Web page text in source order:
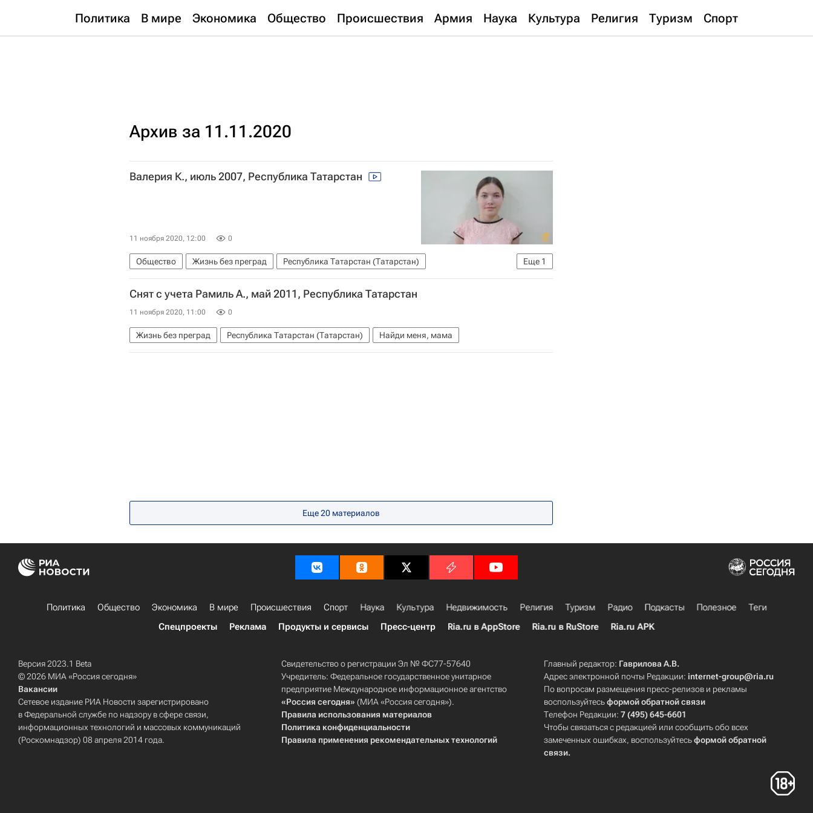
Политика В мире Экономика Общество Происшествия Армия Наука Культура Религия Туризм Спорт
Архив за 11.11.2020
Валерия К., июль 2007, Республика Татарстан
11 ноября 2020, 12:00 0
Еще 1
Общество Жизнь без преград
Республика Татарстан (Татарстан)
Найди меня, мама
Снят с учета Рамиль А., май 2011, Республика Татарстан
11 ноября 2020, 11:00 0
Жизнь без преград Республика Татарстан (Татарстан) Найди меня, мама
Еще 20 материалов
Политика Общество Экономика В мире Происшествия Спорт Наука Культура Недвижимость Религия Туризм Радио Подкасты Полезное
Теги
Спецпроекты
Реклама Продукты и сервисы Пресс-центр Ria.ru в AppStore Ria.ru в RuStore Ria.ru APK
Версия 2023.1 Beta
© 2026 МИА «Россия сегодня»
Вакансии
Сетевое издание РИА Новости зарегистрировано
в Федеральной службе по надзору в сфере связи,
информационных технологий и массовых коммуникаций
(Роскомнадзор) 08 апреля 2014 года.
Свидетельство о регистрации Эл № ФС77-57640
Учредитель: Федеральное государственное унитарное
предприятие Международное информационное агентство
«Россия сегодня» (МИА «Россия сегодня»).
Правила использования материалов
Политика конфиденциальности
Правила применения рекомендательных технологий
Главный редактор: Гаврилова А.В.
Адрес электронной почты Редакции:internet-group@ria.ru
По вопросам размещения пресс-релизов и рекламы
воспользуйтесьформой обратной связи
Телефон Редакции:7 (495) 645-6601
Чтобы связаться с редакцией или сообщить обо всех
замеченных ошибках, воспользуйтесьформой обратной
связи.